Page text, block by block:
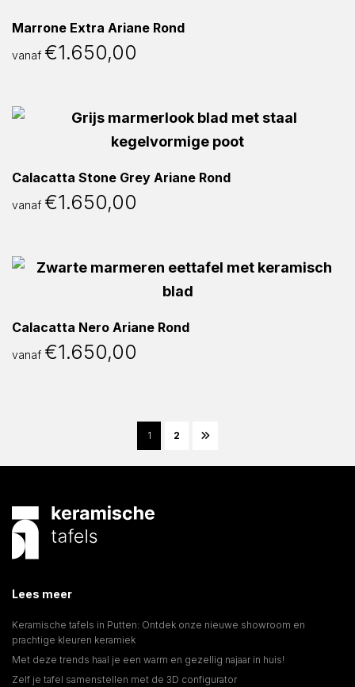
Marrone Extra Ariane Rond
vanaf €1.650,00
Calacatta Stone Grey Ariane Rond
vanaf €1.650,00
Calacatta Nero Ariane Rond
vanaf €1.650,00
1 2
Lees meer
Keramische tafels in Putten: Ontdek onze nieuwe showroom en
prachtige kleuren keramiek
Met deze trends haal je een warm en gezellig najaar in huis!
Zelf je tafel samenstellen met de 3D configurator